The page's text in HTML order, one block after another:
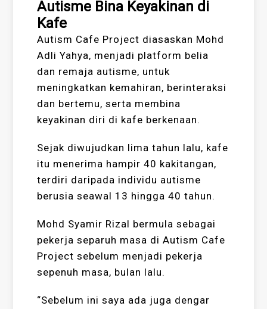
Autisme Bina Keyakinan di
Kafe
Autism Cafe Project diasaskan Mohd
Adli Yahya, menjadi platform belia
dan remaja autisme, untuk
meningkatkan kemahiran, berinteraksi
dan bertemu, serta membina
keyakinan diri di kafe berkenaan.
Sejak diwujudkan lima tahun lalu, kafe
itu menerima hampir 40 kakitangan,
terdiri daripada individu autisme
berusia seawal 13 hingga 40 tahun.
Mohd Syamir Rizal bermula sebagai
pekerja separuh masa di Autism Cafe
Project sebelum menjadi pekerja
sepenuh masa, bulan lalu.
“Sebelum ini saya ada juga dengar